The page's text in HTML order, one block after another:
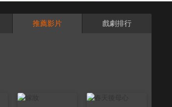
推薦影片 戲劇排行